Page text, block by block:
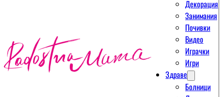
Декорация
Занимания
Почивки
Видео
Играчки
Игри
Здраве
Болници